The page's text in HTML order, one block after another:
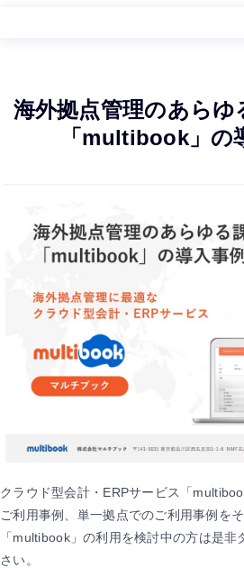
海外拠点管理のあらゆ
「multibook」の
クラウド型会計・ERPサービス「
ご利用事例、単一拠点でのご利用事例を
「multibook」の利用を検討中の方は是
さい。